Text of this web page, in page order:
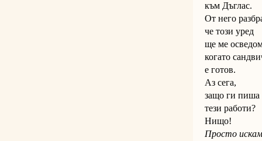
към Дъглас.
От него
че този уред
ще ме
когато
е готов.
Аз сега,
защо ги пиша
тези работи?
Нищо!
Просто искам